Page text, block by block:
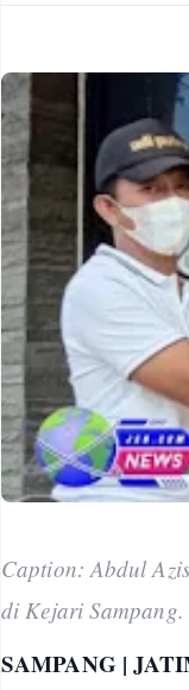
Caption: Abdul
di Kejari Sampang.
SAMPANG |